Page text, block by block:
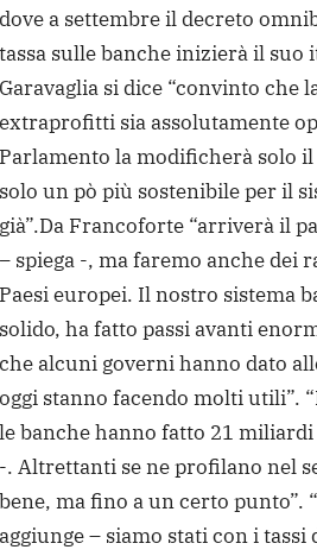
dove a settembre il decreto
tassa sulle banche inizierà il suo
Garavaglia si dice “convinto che
extraprofitti sia assolutamente
Parlamento la modificherà solo
solo un pò più sostenibile per il
già”.Da Francoforte “arriverà il
– spiega -, ma faremo anche dei
Paesi europei. Il nostro sistema
solido, ha fatto passi avanti
che alcuni governi hanno dato
oggi stanno facendo molti utili”.
le banche hanno fatto 21
-. Altrettanti se ne profilano nel
bene, ma fino a un certo punto”.
aggiunge – siamo stati con i tassi